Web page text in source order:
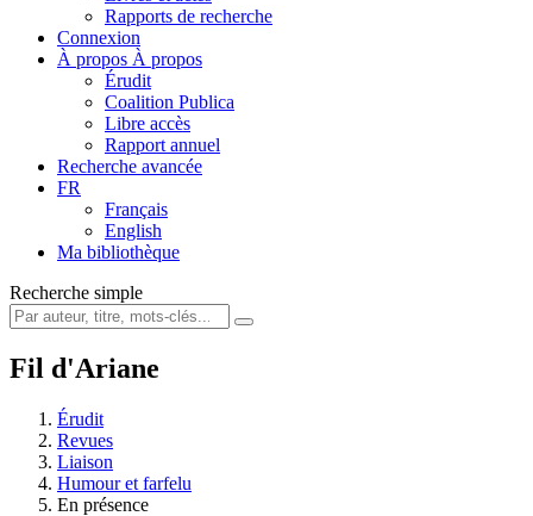
Rapports de recherche
Connexion
À propos À propos
Érudit
Coalition Publica
Libre accès
Rapport annuel
Recherche avancée
FR
Français
English
Ma bibliothèque
Recherche simple
Fil d'Ariane
Érudit
Revues
Liaison
Humour et farfelu
En présence